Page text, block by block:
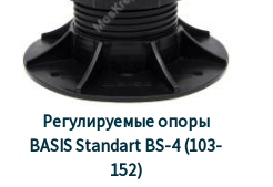
Регулируемые опоры
BASIS Standart BS-4 (103-
152)